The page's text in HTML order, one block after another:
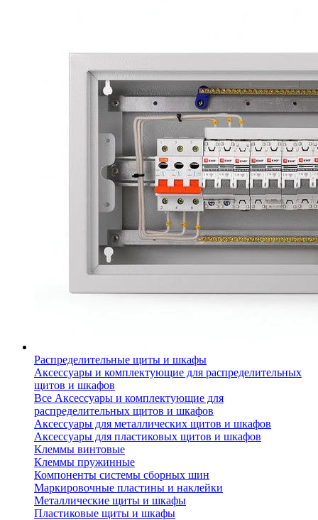
Распределительные щиты и шкафы
Аксессуары и комплектующие для распределительных
щитов и шкафов
Все Аксессуары и комплектующие для
распределительных щитов и шкафов
Аксессуары для металлических щитов и шкафов
Аксессуары для пластиковых щитов и шкафов
Клеммы винтовые
Клеммы пружинные
Компоненты системы сборных шин
Маркировочные пластины и наклейки
Металлические щиты и шкафы
Пластиковые щиты и шкафы